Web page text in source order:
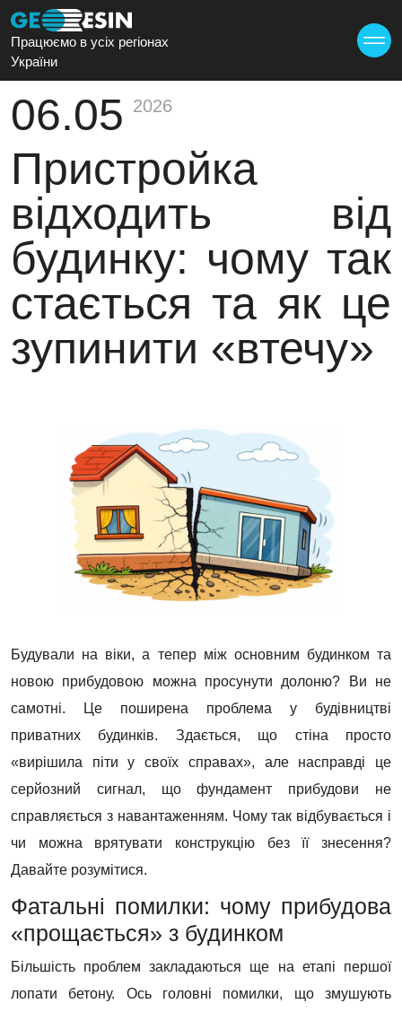
Працюємо в усіх регіонах
України
06.05 2026
Пристройка
відходить від
будинку: чому так
стається та як це
зупинити «втечу»
Будували на віки, а тепер між основним будинком та
новою прибудовою можна просунути долоню? Ви не
самотні. Це поширена проблема у будівництві
приватних будинків. Здається, що стіна просто
«вирішила піти у своїх справах», але насправді це
серйозний сигнал, що фундамент прибудови не
справляється з навантаженням. Чому так відбувається і
чи можна врятувати конструкцію без її знесення?
Давайте розумітися.
Фатальні помилки: чому прибудова
«прощається» з будинком
Більшість проблем закладаються ще на етапі першої
лопати бетону. Ось головні помилки, що змушують